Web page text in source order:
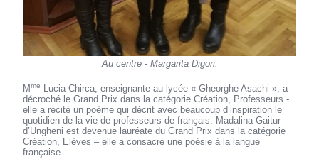
Au centre - Margarita Digori.
Mme
Lucia Chirca, enseignante au lycée « Gheorghe Asachi », a
décroché le Grand Prix dans la catégorie Création, Professeurs -
elle a récité un poème qui décrit avec beaucoup d’inspiration le
quotidien de la vie de professeurs de français. Madalina Gaitur
d’Ungheni est devenue lauréate du Grand Prix dans la catégorie
Création, Elèves – elle a consacré une poésie à la langue
française.